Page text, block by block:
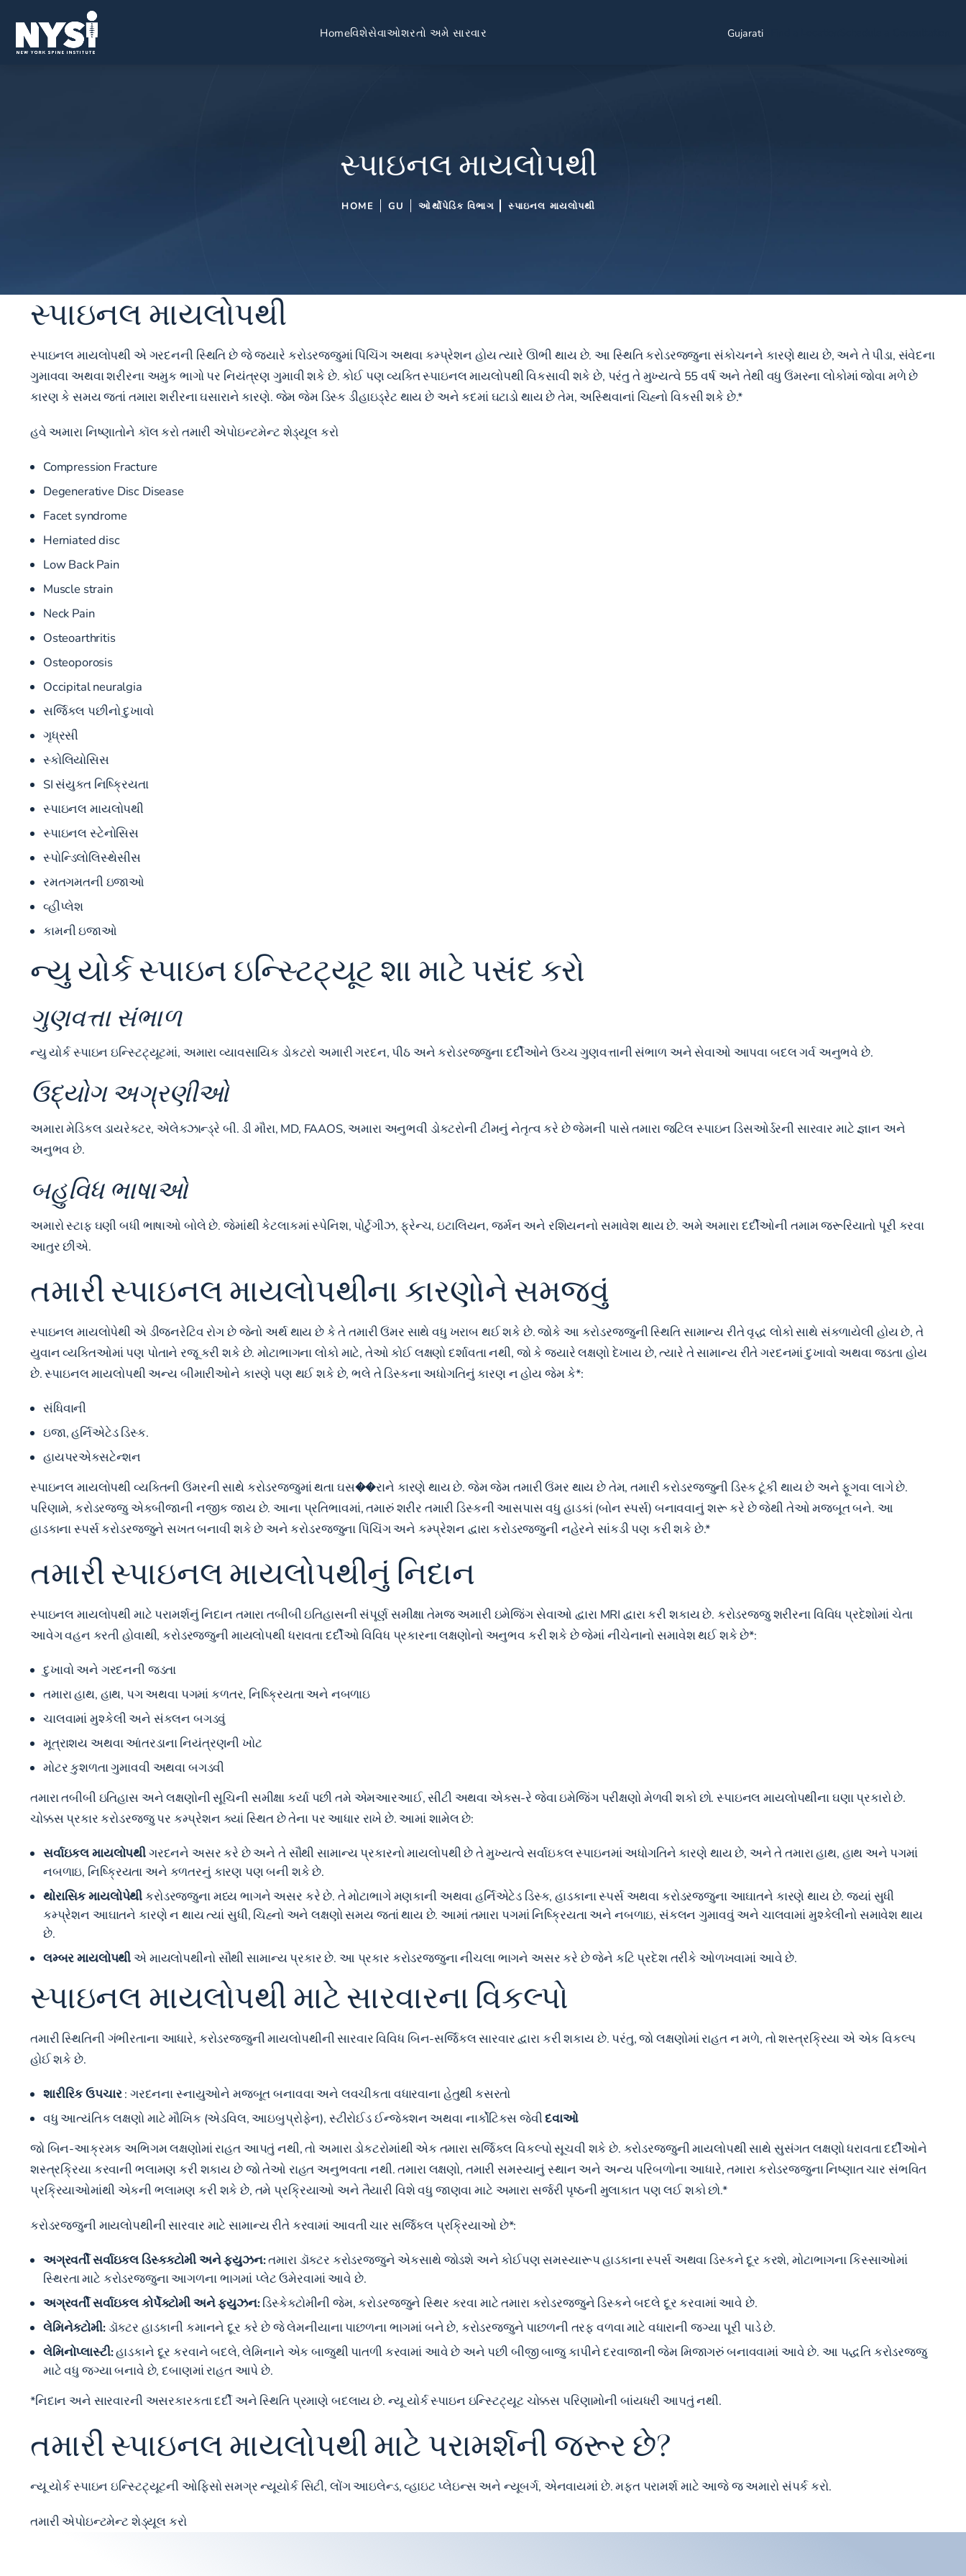
Homeવિશેસેવાઓશરતો અમે સારવાર Gujarati
સ્પાઇનલ માયલોપથી
HOME GU ઓર્થોપેડિક વિભાગ સ્પાઇનલ માયલોપથી
સ્પાઇનલ માયલોપથી
સ્પાઇનલ માયલોપથી એ ગરદનની સ્થિતિ છે જે જ્યારે કરોડરજ્જુમાં પિંચિંગ અથવા કમ્પ્રેશન હોય ત્યારે ઊભી થાય છે. આ સ્થિતિ કરોડરજ્જુના સંકોચનને કારણે થાય છે, અને તે પીડા, સંવેદના
ગુમાવવા અથવા શરીરના અમુક ભાગો પર નિયંત્રણ ગુમાવી શકે છે. કોઈ પણ વ્યક્તિ સ્પાઇનલ માયલોપથી વિકસાવી શકે છે, પરંતુ તે મુખ્યત્વે 55 વર્ષ અને તેથી વધુ ઉંમરના લોકોમાં જોવા મળે છે
કારણ કે સમય જતાં તમારા શરીરના ઘસારાને કારણે. જેમ જેમ ડિસ્ક ડીહાઇડ્રેટ થાય છે અને કદમાં ઘટાડો થાય છે તેમ, અસ્થિવાનાં ચિહ્નો વિકસી શકે છે.*
હવે અમારા નિષ્ણાતોને કૉલ કરોતમારી એપોઇન્ટમેન્ટ શેડ્યૂલ કરો
Compression Fracture
Degenerative Disc Disease
Facet syndrome
Herniated disc
Low Back Pain
Muscle strain
Neck Pain
Osteoarthritis
Osteoporosis
Occipital neuralgia
સર્જિકલ પછીનો દુખાવો
ગૃધ્રસી
સ્કોલિયોસિસ
SI સંયુક્ત નિષ્ક્રિયતા
સ્પાઇનલ માયલોપથી
સ્પાઇનલ સ્ટેનોસિસ
સ્પોન્ડિલોલિસ્થેસીસ
રમતગમતની ઇજાઓ
વ્હીપ્લેશ
કામની ઇજાઓ
ન્યુ યોર્ક સ્પાઇન ઇન્સ્ટિટ્યૂટ શા માટે પસંદ કરો
ગુણવત્તા સંભાળ
ન્યુ યોર્ક સ્પાઇન ઇન્સ્ટિટ્યૂટમાં, અમારા વ્યાવસાયિક ડોકટરો અમારી ગરદન, પીઠ અને કરોડરજ્જુના દર્દીઓને ઉચ્ચ ગુણવત્તાની સંભાળ અને સેવાઓ આપવા બદલ ગર્વ અનુભવે છે.
ઉદ્યોગ અગ્રણીઓ
અમારા મેડિકલ ડાયરેક્ટર, એલેક્ઝાન્ડ્રે બી. ડી મૌરા, MD, FAAOS, અમારા અનુભવી ડોકટરોની ટીમનું નેતૃત્વ કરે છે જેમની પાસે તમારા જટિલ સ્પાઇન ડિસઓર્ડરની સારવાર માટે જ્ઞાન અને
અનુભવ છે.
બહુવિધ ભાષાઓ
અમારો સ્ટાફ ઘણી બધી ભાષાઓ બોલે છે. જેમાંથી કેટલાકમાં સ્પેનિશ, પોર્ટુગીઝ, ફ્રેન્ચ, ઇટાલિયન, જર્મન અને રશિયનનો સમાવેશ થાય છે. અમે અમારા દર્દીઓની તમામ જરૂરિયાતો પૂરી કરવા
આતુર છીએ.
તમારી સ્પાઇનલ માયલોપથીના કારણોને સમજવું
સ્પાઇનલ માયલોપેથી એ ડીજનરેટિવ રોગ છે જેનો અર્થ થાય છે કે તે તમારી ઉંમર સાથે વધુ ખરાબ થઈ શકે છે. જોકે આ કરોડરજ્જુની સ્થિતિ સામાન્ય રીતે વૃદ્ધ લોકો સાથે સંકળાયેલી હોય છે, તે
યુવાન વ્યક્તિઓમાં પણ પોતાને રજૂ કરી શકે છે. મોટાભાગના લોકો માટે, તેઓ કોઈ લક્ષણો દર્શાવતા નથી, જો કે જ્યારે લક્ષણો દેખાય છે, ત્યારે તે સામાન્ય રીતે ગરદનમાં દુખાવો અથવા જડતા હોય
છે. સ્પાઇનલ માયલોપથી અન્ય બીમારીઓને કારણે પણ થઈ શકે છે, ભલે તે ડિસ્કના અધોગતિનું કારણ ન હોય જેમ કે*:
સંધિવાની
ઇજા, હર્નિએટેડ ડિસ્ક.
હાયપરએક્સટેન્શન
સ્પાઇનલ માયલોપથી વ્યક્તિની ઉંમરની સાથે કરોડરજ્જુમાં થતા ઘસ��રાને કારણે થાય છે. જેમ જેમ તમારી ઉંમર થાય છે તેમ, તમારી કરોડરજ્જુની ડિસ્ક ટૂંકી થાય છે અને ફૂગવા લાગે છે.
પરિણામે, કરોડરજ્જુ એકબીજાની નજીક જાય છે. આના પ્રતિભાવમાં, તમારું શરીર તમારી ડિસ્કની આસપાસ વધુ હાડકાં (બોન સ્પર્સ) બનાવવાનું શરૂ કરે છે જેથી તેઓ મજબૂત બને. આ
હાડકાના સ્પર્સ કરોડરજ્જુને સખત બનાવી શકે છે અને કરોડરજ્જુના પિંચિંગ અને કમ્પ્રેશન દ્વારા કરોડરજ્જુની નહેરને સાંકડી પણ કરી શકે છે.*
તમારી સ્પાઇનલ માયલોપથીનું નિદાન
સ્પાઇનલ માયલોપથી માટે પરામર્શનું નિદાન તમારા તબીબી ઇતિહાસની સંપૂર્ણ સમીક્ષા તેમજ અમારી ઇમેજિંગ સેવાઓ દ્વારા MRI દ્વારા કરી શકાય છે. કરોડરજ્જુ શરીરના વિવિધ પ્રદેશોમાં ચેતા
આવેગ વહન કરતી હોવાથી, કરોડરજ્જુની માયલોપથી ધરાવતા દર્દીઓ વિવિધ પ્રકારના લક્ષણોનો અનુભવ કરી શકે છે જેમાં નીચેનાનો સમાવેશ થઈ શકે છે*:
દુખાવો અને ગરદનની જડતા
તમારા હાથ, હાથ, પગ અથવા પગમાં કળતર, નિષ્ક્રિયતા અને નબળાઇ
ચાલવામાં મુશ્કેલી અને સંકલન બગડવું
મૂત્રાશય અથવા આંતરડાના નિયંત્રણની ખોટ
મોટર કુશળતા ગુમાવવી અથવા બગડવી
તમારા તબીબી ઇતિહાસ અને લક્ષણોની સૂચિની સમીક્ષા કર્યા પછી તમે એમઆરઆઈ, સીટી અથવા એક્સ-રે જેવા ઇમેજિંગ પરીક્ષણો મેળવી શકો છો. સ્પાઇનલ માયલોપથીના ઘણા પ્રકારો છે.
ચોક્કસ પ્રકાર કરોડરજ્જુ પર કમ્પ્રેશન ક્યાં સ્થિત છે તેના પર આધાર રાખે છે. આમાં શામેલ છે:
સર્વાઇકલ માયલોપથીગરદનને અસર કરે છે અને તે સૌથી સામાન્ય પ્રકારનો માયલોપથી છે તે મુખ્યત્વે સર્વાઇકલ સ્પાઇનમાં અધોગતિને કારણે થાય છે, અને તે તમારા હાથ, હાથ અને પગમાં
નબળાઇ, નિષ્ક્રિયતા અને કળતરનું કારણ પણ બની શકે છે.
થોરાસિક માયલોપેથીકરોડરજ્જુના મધ્ય ભાગને અસર કરે છે. તે મોટાભાગે મણકાની અથવા હર્નિએટેડ ડિસ્ક, હાડકાના સ્પર્સ અથવા કરોડરજ્જુના આઘાતને કારણે થાય છે. જ્યાં સુધી
કમ્પ્રેશન આઘાતને કારણે ન થાય ત્યાં સુધી, ચિહ્નો અને લક્ષણો સમય જતાં થાય છે. આમાં તમારા પગમાં નિષ્ક્રિયતા અને નબળાઇ, સંકલન ગુમાવવું અને ચાલવામાં મુશ્કેલીનો સમાવેશ થાય
છે.
લમ્બર માયલોપથીએ માયલોપથીનો સૌથી સામાન્ય પ્રકાર છે. આ પ્રકાર કરોડરજ્જુના નીચલા ભાગને અસર કરે છે જેને કટિ પ્રદેશ તરીકે ઓળખવામાં આવે છે.
સ્પાઇનલ માયલોપથી માટે સારવારના વિકલ્પો
તમારી સ્થિતિની ગંભીરતાના આધારે, કરોડરજ્જુની માયલોપથીની સારવાર વિવિધ બિન-સર્જિકલ સારવાર દ્વારા કરી શકાય છે. પરંતુ, જો લક્ષણોમાં રાહત ન મળે, તો શસ્ત્રક્રિયા એ એક વિકલ્પ
હોઈ શકે છે.
શારીરિક ઉપચાર: ગરદનના સ્નાયુઓને મજબૂત બનાવવા અને લવચીકતા વધારવાના હેતુથી કસરતો
વધુ આત્યંતિક લક્ષણો માટે મૌખિક (એડવિલ, આઇબુપ્રોફેન), સ્ટીરોઈડ ઈન્જેક્શન અથવા નાર્કોટિક્સ જેવીદવાઓ
જો બિન-આક્રમક અભિગમ લક્ષણોમાં રાહત આપતું નથી, તો અમારા ડોકટરોમાંથી એક તમારા સર્જિકલ વિકલ્પો સૂચવી શકે છે. કરોડરજ્જુની માયલોપથી સાથે સુસંગત લક્ષણો ધરાવતા દર્દીઓને
શસ્ત્રક્રિયા કરવાની ભલામણ કરી શકાય છે જો તેઓ રાહત અનુભવતા નથી. તમારા લક્ષણો, તમારી સમસ્યાનું સ્થાન અને અન્ય પરિબળોના આધારે, તમારા કરોડરજ્જુના નિષ્ણાત ચાર સંભવિત
પ્રક્રિયાઓમાંથી એકની ભલામણ કરી શકે છે, તમે પ્રક્રિયાઓ અને તૈયારી વિશે વધુ જાણવા માટે અમારાસર્જરી પૃષ્ઠની મુલાકાત પણ લઈ શકો છો.*
કરોડરજ્જુની માયલોપથીની સારવાર માટે સામાન્ય રીતે કરવામાં આવતી ચાર સર્જિકલ પ્રક્રિયાઓ છે*:
અગ્રવર્તી સર્વાઇકલ ડિસ્કક્ટોમી અને ફ્યુઝન:તમારા ડૉક્ટર કરોડરજ્જુને એકસાથે જોડશે અને કોઈપણ સમસ્યારૂપ હાડકાના સ્પર્સ અથવા ડિસ્કને દૂર કરશે, મોટાભાગના કિસ્સાઓમાં
સ્થિરતા માટે કરોડરજ્જુના આગળના ભાગમાં પ્લેટ ઉમેરવામાં આવે છે.
અગ્રવર્તી સર્વાઇકલ કોર્પેક્ટોમી અને ફ્યુઝન:ડિસ્કેક્ટોમીની જેમ, કરોડરજ્જુને સ્થિર કરવા માટે તમારા કરોડરજ્જુને ડિસ્કને બદલે દૂર કરવામાં આવે છે.
લેમિનેક્ટોમી:ડૉક્ટર હાડકાની કમાનને દૂર કરે છે જે લેમનીયાના પાછળના ભાગમાં બને છે, કરોડરજ્જુને પાછળની તરફ વળવા માટે વધારાની જગ્યા પૂરી પાડે છે.
લેમિનોપ્લાસ્ટી:હાડકાને દૂર કરવાને બદલે, લેમિનાને એક બાજુથી પાતળી કરવામાં આવે છે અને પછી બીજી બાજુ કાપીને દરવાજાની જેમ મિજાગરું બનાવવામાં આવે છે. આ પદ્ધતિ કરોડરજ્જુ
માટે વધુ જગ્યા બનાવે છે, દબાણમાં રાહત આપે છે.
*નિદાન અને સારવારની અસરકારકતા દર્દી અને સ્થિતિ પ્રમાણે બદલાય છે. ન્યૂ યોર્ક સ્પાઇન ઇન્સ્ટિટ્યૂટ ચોક્કસ પરિણામોની બાંયધરી આપતું નથી.
તમારી સ્પાઇનલ માયલોપથી માટે પરામર્શની જરૂર છે?
ન્યૂ યોર્ક સ્પાઇન ઇન્સ્ટિટ્યૂટની ઓફિસોસમગ્ર ન્યૂયોર્ક સિટી, લોંગ આઇલેન્ડ, વ્હાઇટ પ્લેઇન્સ અને ન્યૂબર્ગ, એનવાયમાં છે. મફત પરામર્શ માટે આજે જ અમારો સંપર્ક કરો.
તમારી એપોઇન્ટમેન્ટ શેડ્યૂલ કરો